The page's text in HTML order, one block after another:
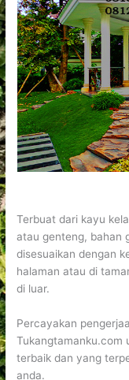
Terbuat dari kayu
atau genteng, bahan
disesuaikan dengan
halaman atau di
di luar.
Percayakan
Tukangtamanku.com
terbaik dan yang
anda.